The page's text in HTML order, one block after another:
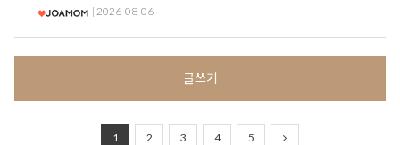
| 2026-08-06
글쓰기
1 2 3 4 5